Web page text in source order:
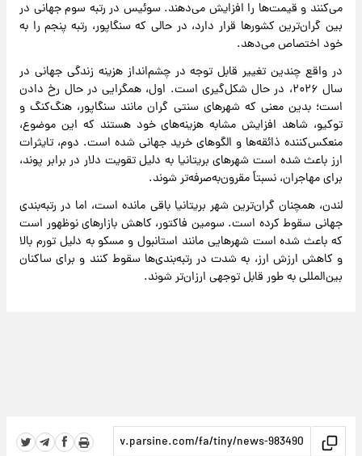
می‌کنند و قیمت‌ها را افزایش می‌دهند. سوئیس در رتبه سوم جهانی در
بین گران‌ترین کشورها قرار دارد، در حالی که سنگاپور، رتبه پنجم را به
خود اختصاص می‌دهد.
در واقع چندین تغییر قابل توجه در چشم‌انداز هزینه زندگی جهانی در
سال ۲۰۲۶، در حال شکل‌گیری است. اول، همگرایی در حال رخ دادن
است؛ بدین معنی که شهرهای سنتی گران مانند سنگاپور، هنگ‌کنگ و
توکیو، شاهد افزایش مشابه هزینه‌های خود هستند که این موضوع،
منعکس‌کننده ذائقه‌ها و الگوهای خرید جهانی شده است. دوم، تایثرات
ارز باعث شده است شهرهای بریتانیا به دلیل تقویت دلار در برابر پوند،
برای مهاجران، نسبتاً مقرون‌به‌صرفه‌تر شوند.
لندن، همچنان گران‌ترین شهر بریتانیا باقی مانده است، اما در رتبه‌بندی
جهانی سقوط کرده است. سومین فاکتور، کاهش بازارهای نوظهور است
که باعث شده است شهرهایی مانند استانبول و مسکو به دلیل تورم بالا
و کاهش ارزش ارز، به شدت در رتبه‌بندی‌ها سقوط کنند و برای ساکنان
بین‌المللی به طور قابل توجهی ارزان‌تر شوند.